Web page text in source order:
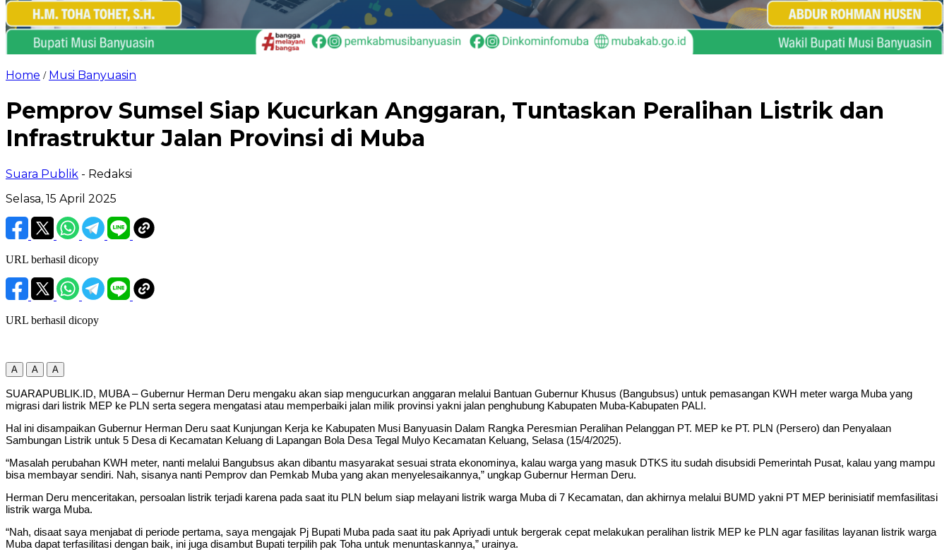
Home / Musi Banyuasin
Pemprov Sumsel Siap Kucurkan Anggaran, Tuntaskan Peralihan Listrik dan
Infrastruktur Jalan Provinsi di Muba
Suara Publik - Redaksi
Selasa, 15 April 2025
URL berhasil dicopy
URL berhasil dicopy
A A A
SUARAPUBLIK.ID, MUBA – Gubernur Herman Deru mengaku akan siap mengucurkan anggaran melalui Bantuan Gubernur Khusus (Bangubsus) untuk pemasangan KWH meter warga Muba yang
migrasi dari listrik MEP ke PLN serta segera mengatasi atau memperbaiki jalan milik provinsi yakni jalan penghubung Kabupaten Muba-Kabupaten PALI.
Hal ini disampaikan Gubernur Herman Deru saat Kunjungan Kerja ke Kabupaten Musi Banyuasin Dalam Rangka Peresmian Peralihan Pelanggan PT. MEP ke PT. PLN (Persero) dan Penyalaan
Sambungan Listrik untuk 5 Desa di Kecamatan Keluang di Lapangan Bola Desa Tegal Mulyo Kecamatan Keluang, Selasa (15/4/2025).
“Masalah perubahan KWH meter, nanti melalui Bangubsus akan dibantu masyarakat sesuai strata ekonominya, kalau warga yang masuk DTKS itu sudah disubsidi Pemerintah Pusat, kalau yang mampu
bisa membayar sendiri. Nah, sisanya nanti Pemprov dan Pemkab Muba yang akan menyelesaikannya,” ungkap Gubernur Herman Deru.
Herman Deru menceritakan, persoalan listrik terjadi karena pada saat itu PLN belum siap melayani listrik warga Muba di 7 Kecamatan, dan akhirnya melalui BUMD yakni PT MEP berinisiatif memfasilitasi
listrik warga Muba.
“Nah, disaat saya menjabat di periode pertama, saya mengajak Pj Bupati Muba pada saat itu pak Apriyadi untuk bergerak cepat melakukan peralihan listrik MEP ke PLN agar fasilitas layanan listrik warga
Muba dapat terfasilitasi dengan baik, ini juga disambut Bupati terpilih pak Toha untuk menuntaskannya,” urainya.